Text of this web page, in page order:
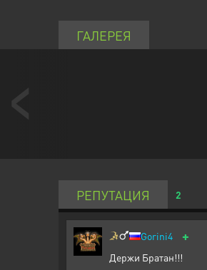
ГАЛЕРЕЯ
РЕПУТАЦИЯ 2
Gorini4 +
Держи Братан!!!